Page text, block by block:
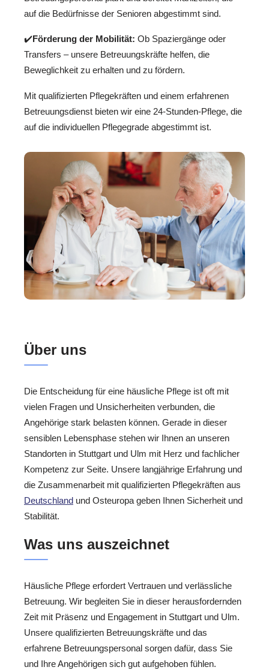
auf die Bedürfnisse der Senioren abgestimmt sind.
✔️Förderung der Mobilität: Ob Spaziergänge oder
Transfers – unsere Betreuungskräfte helfen, die
Beweglichkeit zu erhalten und zu fördern.
Mit qualifizierten Pflegekräften und einem erfahrenen
Betreuungsdienst bieten wir eine 24-Stunden-Pflege, die
auf die individuellen Pflegegrade abgestimmt ist.
Über uns
Die Entscheidung für eine häusliche Pflege ist oft mit
vielen Fragen und Unsicherheiten verbunden, die
Angehörige stark belasten können. Gerade in dieser
sensiblen Lebensphase stehen wir Ihnen an unseren
Standorten in Stuttgart und Ulm mit Herz und fachlicher
Kompetenz zur Seite. Unsere langjährige Erfahrung und
die Zusammenarbeit mit qualifizierten Pflegekräften aus
Deutschland und Osteuropa geben Ihnen Sicherheit und
Stabilität.
Was uns auszeichnet
Häusliche Pflege erfordert Vertrauen und verlässliche
Betreuung. Wir begleiten Sie in dieser herausfordernden
Zeit mit Präsenz und Engagement in Stuttgart und Ulm.
Unsere qualifizierten Betreuungskräfte und das
erfahrene Betreuungspersonal sorgen dafür, dass Sie
und Ihre Angehörigen sich gut aufgehoben fühlen.